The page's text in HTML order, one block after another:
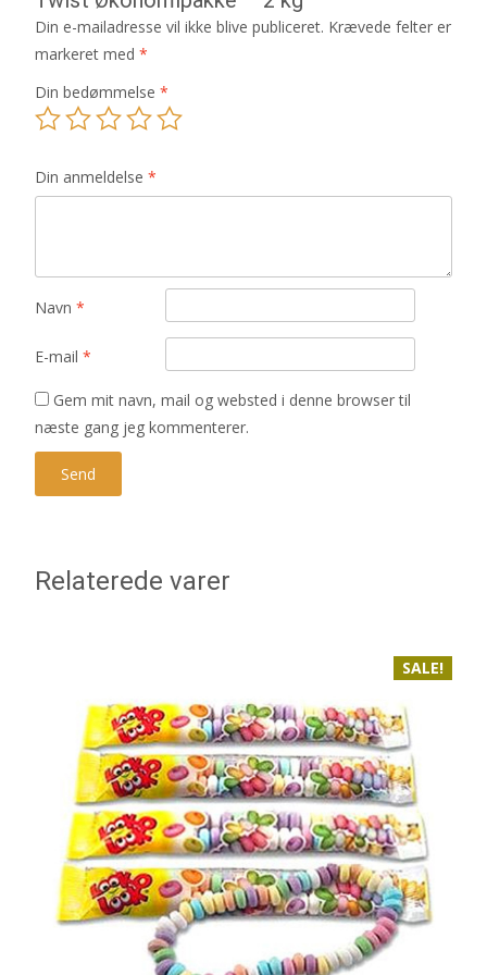
Din e-mailadresse vil ikke blive publiceret. Krævede felter er
markeret med *
Din bedømmelse *
Din anmeldelse *
Navn *
E-mail *
Gem mit navn, mail og websted i denne browser til
næste gang jeg kommenterer.
Relaterede varer
SALE!